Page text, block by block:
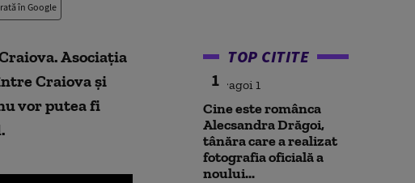
în Google
Asociaţia
Craiova şi
vor putea fi
TOP CITITE
1
Cine este românca
Alecsandra Drăgoi,
tânăra care a realizat
fotografia oficială a
noului...